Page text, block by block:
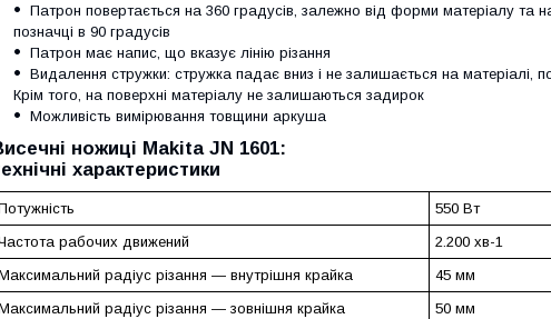
Патрон повертається на 360 градусів, залежно від форми матеріалу та
позначці в 90 градусів
Патрон має напис, що вказує лінію різання
Видалення стружки: стружка падає вниз і не залишається на матеріалі,
Крім того, на поверхні матеріалу не залишаються задирок
Можливість вимірювання товщини аркуша
ножиці Makita JN 1601:
характеристики
550 Вт
рабочих движений
2.200 хв-1
радіус різання — внутрішня крайка
45 мм
радіус різання — зовнішня крайка
50 мм